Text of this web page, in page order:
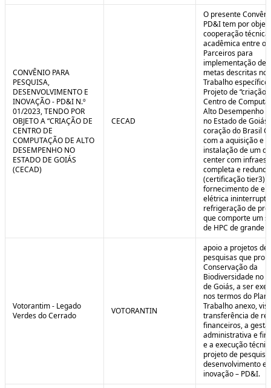
CONVÊNIO PARA
PESQUISA,
DESENVOLVIMENTO E
INOVAÇÃO - PD&I N.º
01/2023, TENDO POR
OBJETO A “CRIAÇÃO DE
CENTRO DE
COMPUTAÇÃO DE ALTO
DESEMPENHO NO
ESTADO DE GOIÁS
(CECAD)
CECAD
O presente
PD&I tem por
cooperação técnica
acadêmica entre os
Parceiros para
implementação de
metas descritas no
Trabalho específico
Projeto de “criação
Centro de
Alto Desempenho
no Estado de
coração do Brasil
com a aquisição e
instalação de um
center com
completa e
(certificação tier3)
fornecimento de
elétrica
refrigeração de
que comporte um
de HPC de grande
Votorantim - Legado
Verdes do Cerrado
VOTORANTIN
apoio a projetos de
pesquisas que
Conservação da
Biodiversidade no
de Goiás, a ser
nos termos do
Trabalho anexo,
transferência de
financeiros, a
administrativa e
e a execução
projeto de pesquisa,
desenvolvimento e
inovação – PD&I.